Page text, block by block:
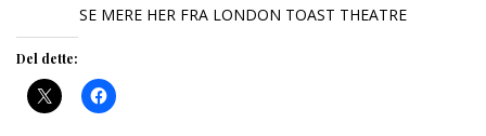
SE MERE HER FRA LONDON TOAST THEATRE
Del dette: